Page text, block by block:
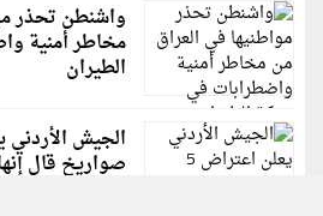
واشنطن تحذر
مخاطر أمنية
الطيران
صواريخ قال